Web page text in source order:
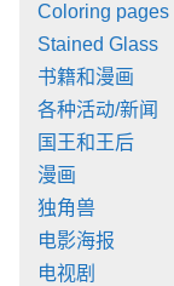
Coloring
Stained Glass
书籍和漫画
各种活动/新闻
国王和王后
漫画
独角兽
电影海报
电视剧